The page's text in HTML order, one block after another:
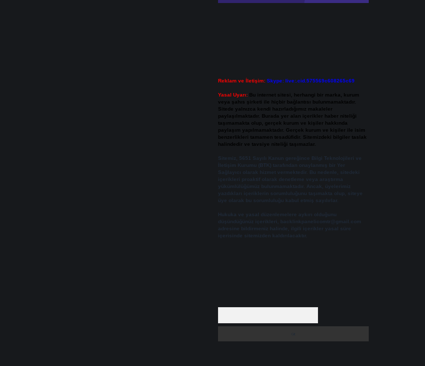
Reklam ve İletişim: Skype: live:.cid.575569c608265c69
Yasal Uyarı: Bu internet sitesi, herhangi bir marka, kurum
veya şahıs şirketi ile hiçbir bağlantısı bulunmamaktadır.
Sitede yalnızca kendi hazırladığımız makaleler
paylaşılmaktadır. Burada yer alan içerikler haber niteliği
taşımamakta olup, gerçek kurum ve kişiler hakkında
paylaşım yapılmamaktadır. Gerçek kurum ve kişiler ile isim
benzerlikleri tamamen tesadüfidir. Sitemizdeki bilgiler taslak
halindedir ve tavsiye niteliği taşımazlar.
Sitemiz, 5651 Sayılı Kanun gereğince Bilgi Teknolojileri ve
İletişim Kurumu (BTK) tarafından onaylanmış bir Yer
Sağlayıcı olarak hizmet vermektedir. Bu nedenle, sitedeki
içerikleri proaktif olarak denetleme veya araştırma
yükümlülüğümüz bulunmamaktadır. Ancak, üyelerimiz
yazdıkları içeriklerin sorumluluğunu taşımakta olup, siteye
üye olarak bu sorumluluğu kabul etmiş sayılırlar.
Hukuka ve yasal düzenlemelere aykırı olduğunu
düşündüğünüz içerikleri,
backlinkpanelicomtr@gmail.com
adresine bildirmeniz halinde, ilgili içerikler yasal süre
içerisinde sitemizden kaldırılacaktır.